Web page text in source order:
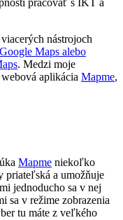
nástrojoch
Google Maps alebo
. Medzi moje
aplikácia Mapme,
Mapme niekoľko
priateľská a umožňuje
jednoducho sa v nej
sa v režime zobrazenia
tu máte z veľkého